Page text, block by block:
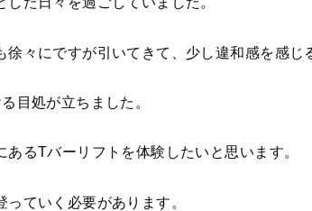
徐々にですが引いてきて、少し違和感を感じ
目処が立ちました。
るTバーリフトを体験したいと思います。
ていく必要があります。